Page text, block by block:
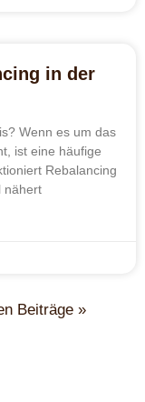
in der
Wenn es um das
ist eine häufige
Rebalancing
nähert
Beiträge »